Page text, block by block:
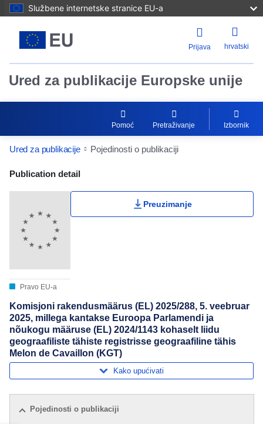
Službene internetske stranice EU-a
Prijava hrvatski
Ured za publikacije Europske unije
Pomoć Pretraživanje Izbornik
Ured za publikacije Pojedinosti o publikaciji
Publication Detail Actions Portlet
Publication detail
Pravo EU-a
Preuzimanje
Komisjoni rakendusmäärus (EL) 2025/288, 5. veebruar
2025, millega kantakse Euroopa Parlamendi ja
nõukogu määruse (EL) 2024/1143 kohaselt liidu
geograafiliste tähiste registrisse geograafiline tähis
Melon de Cavaillon (KGT)
Kako upućivati
Pojedinosti o publikaciji